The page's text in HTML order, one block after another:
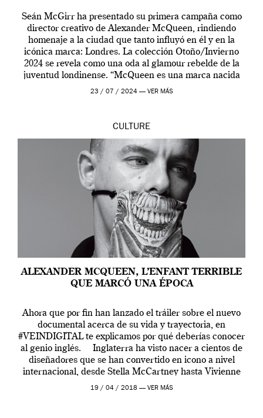
Seán McGirr ha presentado su primera campaña como
director creativo de Alexander McQueen, rindiendo
homenaje a la ciudad que tanto influyó en él y en la
icónica marca: Londres. La colección Otoño/Invierno
2024 se revela como una oda al glamour rebelde de la
juventud londinense. “McQueen es una marca nacida
en Londres y siempre ha […]
23 / 07 / 2024 — VER MÁS
CULTURE
ALEXANDER MCQUEEN, L’ENFANT TERRIBLE
QUE MARCÓ UNA ÉPOCA
Ahora que por fin han lanzado el tráiler sobre el nuevo
documental acerca de su vida y trayectoria, en
#VEINDIGITAL te explicamos por qué deberías conocer
al genio inglés. Inglaterra ha visto nacer a cientos de
diseñadores que se han convertido en icono a nivel
internacional, desde Stella McCartney hasta Vivienne
Westwood pasando […]
19 / 04 / 2018 — VER MÁS